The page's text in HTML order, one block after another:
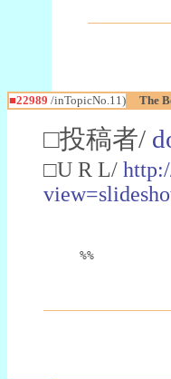
■22989 /inTopicNo.11) The
□投稿者/
□U R L/
%%